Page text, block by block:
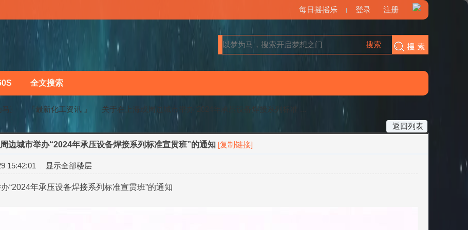
每日摇摇乐 登录 注册
搜索
全文搜索
〗 『最新化工资讯 』
关于在上海或周边城市举办“2024年承压设备焊接系列标准 ...
返回列表
边城市举办“2024年承压设备焊接系列标准宣贯班”的通知 [复制链接]
15:42:01 显示全部楼层
“2024年承压设备焊接系列标准宣贯班”的通知